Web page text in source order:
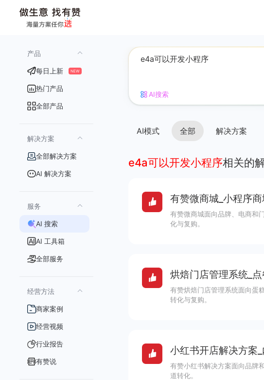
产品
每日上新 NEW
热门产品
全部产品
解决方案
全部解决方案
AI 解决方案
服务
AI 搜索
AI 工具箱
全部服务
经营方法
商家案例
经营视频
行业报告
有赞说
AI搜索
AI模式 全部 解决方案
e4a可以开发小程序相关的
有赞微商城_小程序
有赞微商城面向品牌、电商和
化与复购。
烘焙门店管理系统_
有赞烘焙门店管理系统面向蛋
转化与复购。
小红书开店解决方案
有赞小红书解决方案面向品牌
道转化。